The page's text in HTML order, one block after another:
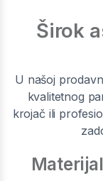
Širok
U našoj
kvalitetnog
krojač ili